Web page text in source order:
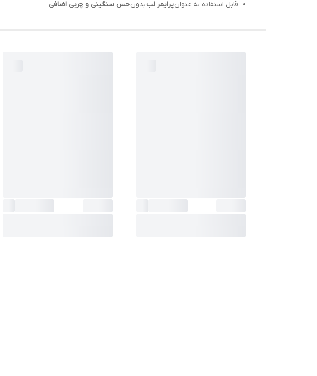
قابل استفاده به عنوانپرایمر لببدونحس سنگینی و چربی اضافی